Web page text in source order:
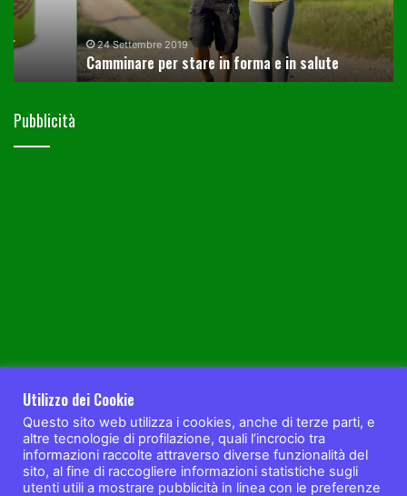
in
salute
24 Settembre 2019
Camminare per stare in forma e in salute
Pubblicità
Utilizzo dei Cookie
Questo sito web utilizza i cookies, anche di terze parti, e
altre tecnologie di profilazione, quali l’incrocio tra
informazioni raccolte attraverso diverse funzionalità del
sito, al fine di raccogliere informazioni statistiche sugli
utenti utili a mostrare pubblicità in linea con le preferenze